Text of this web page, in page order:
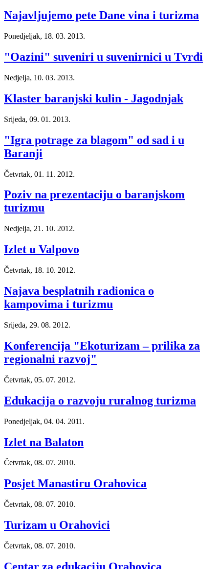
Najavljujemo pete Dane vina i turizma
Ponedjeljak, 18. 03. 2013.
"Oazini" suveniri u suvenirnici u Tvrđi
Nedjelja, 10. 03. 2013.
Klaster baranjski kulin - Jagodnjak
Srijeda, 09. 01. 2013.
"Igra potrage za blagom" od sad i u
Baranji
Četvrtak, 01. 11. 2012.
Poziv na prezentaciju o baranjskom
turizmu
Nedjelja, 21. 10. 2012.
Izlet u Valpovo
Četvrtak, 18. 10. 2012.
Najava besplatnih radionica o
kampovima i turizmu
Srijeda, 29. 08. 2012.
Konferencija "Ekoturizam – prilika za
regionalni razvoj"
Četvrtak, 05. 07. 2012.
Edukacija o razvoju ruralnog turizma
Ponedjeljak, 04. 04. 2011.
Izlet na Balaton
Četvrtak, 08. 07. 2010.
Posjet Manastiru Orahovica
Četvrtak, 08. 07. 2010.
Turizam u Orahovici
Četvrtak, 08. 07. 2010.